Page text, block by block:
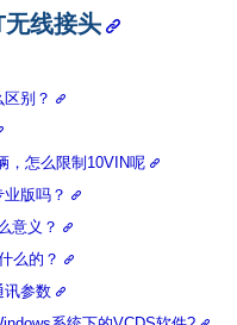
线接头
别？
，怎么限制10VIN呢
版吗？
意义？
么的？
讯参数